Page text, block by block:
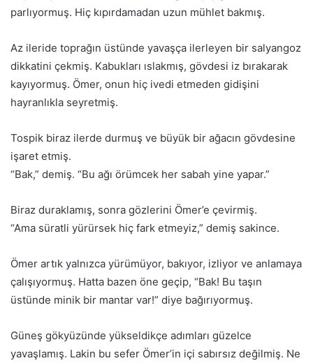
parlıyormuş. Hiç kıpırdamadan uzun mühlet bakmış.
Az ileride toprağın üstünde yavaşça ilerleyen bir salyangoz
dikkatini çekmiş. Kabukları ıslakmış, gövdesi iz bırakarak
kayıyormuş. Ömer, onun hiç ivedi etmeden gidişini
hayranlıkla seyretmiş.
Tospik biraz ilerde durmuş ve büyük bir ağacın gövdesine
işaret etmiş.
“Bak,” demiş. “Bu ağı örümcek her sabah yine yapar.”
Biraz duraklamış, sonra gözlerini Ömer’e çevirmiş.
“Ama süratli yürürsek hiç fark etmeyiz,” demiş sakince.
Ömer artık yalnızca yürümüyor, bakıyor, izliyor ve anlamaya
çalışıyormuş. Hatta bazen öne geçip, “Bak! Bu taşın
üstünde minik bir mantar var!” diye bağırıyormuş.
Güneş gökyüzünde yükseldikçe adımları güzelce
yavaşlamış. Lakin bu sefer Ömer’in içi sabırsız değilmiş. Ne